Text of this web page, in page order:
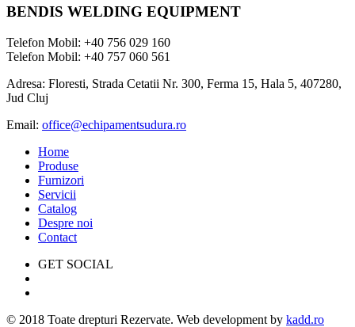
BENDIS WELDING EQUIPMENT
Telefon Mobil: +40 756 029 160
Telefon Mobil: +40 757 060 561
Adresa: Floresti, Strada Cetatii Nr. 300, Ferma 15, Hala 5, 407280,
Jud Cluj
Email: office@echipamentsudura.ro
Home
Produse
Furnizori
Servicii
Catalog
Despre noi
Contact
GET SOCIAL
© 2018 Toate drepturi Rezervate. Web development by kadd.ro